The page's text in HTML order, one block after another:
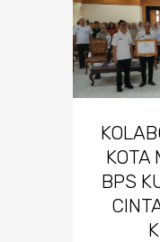
KOTA
BPS